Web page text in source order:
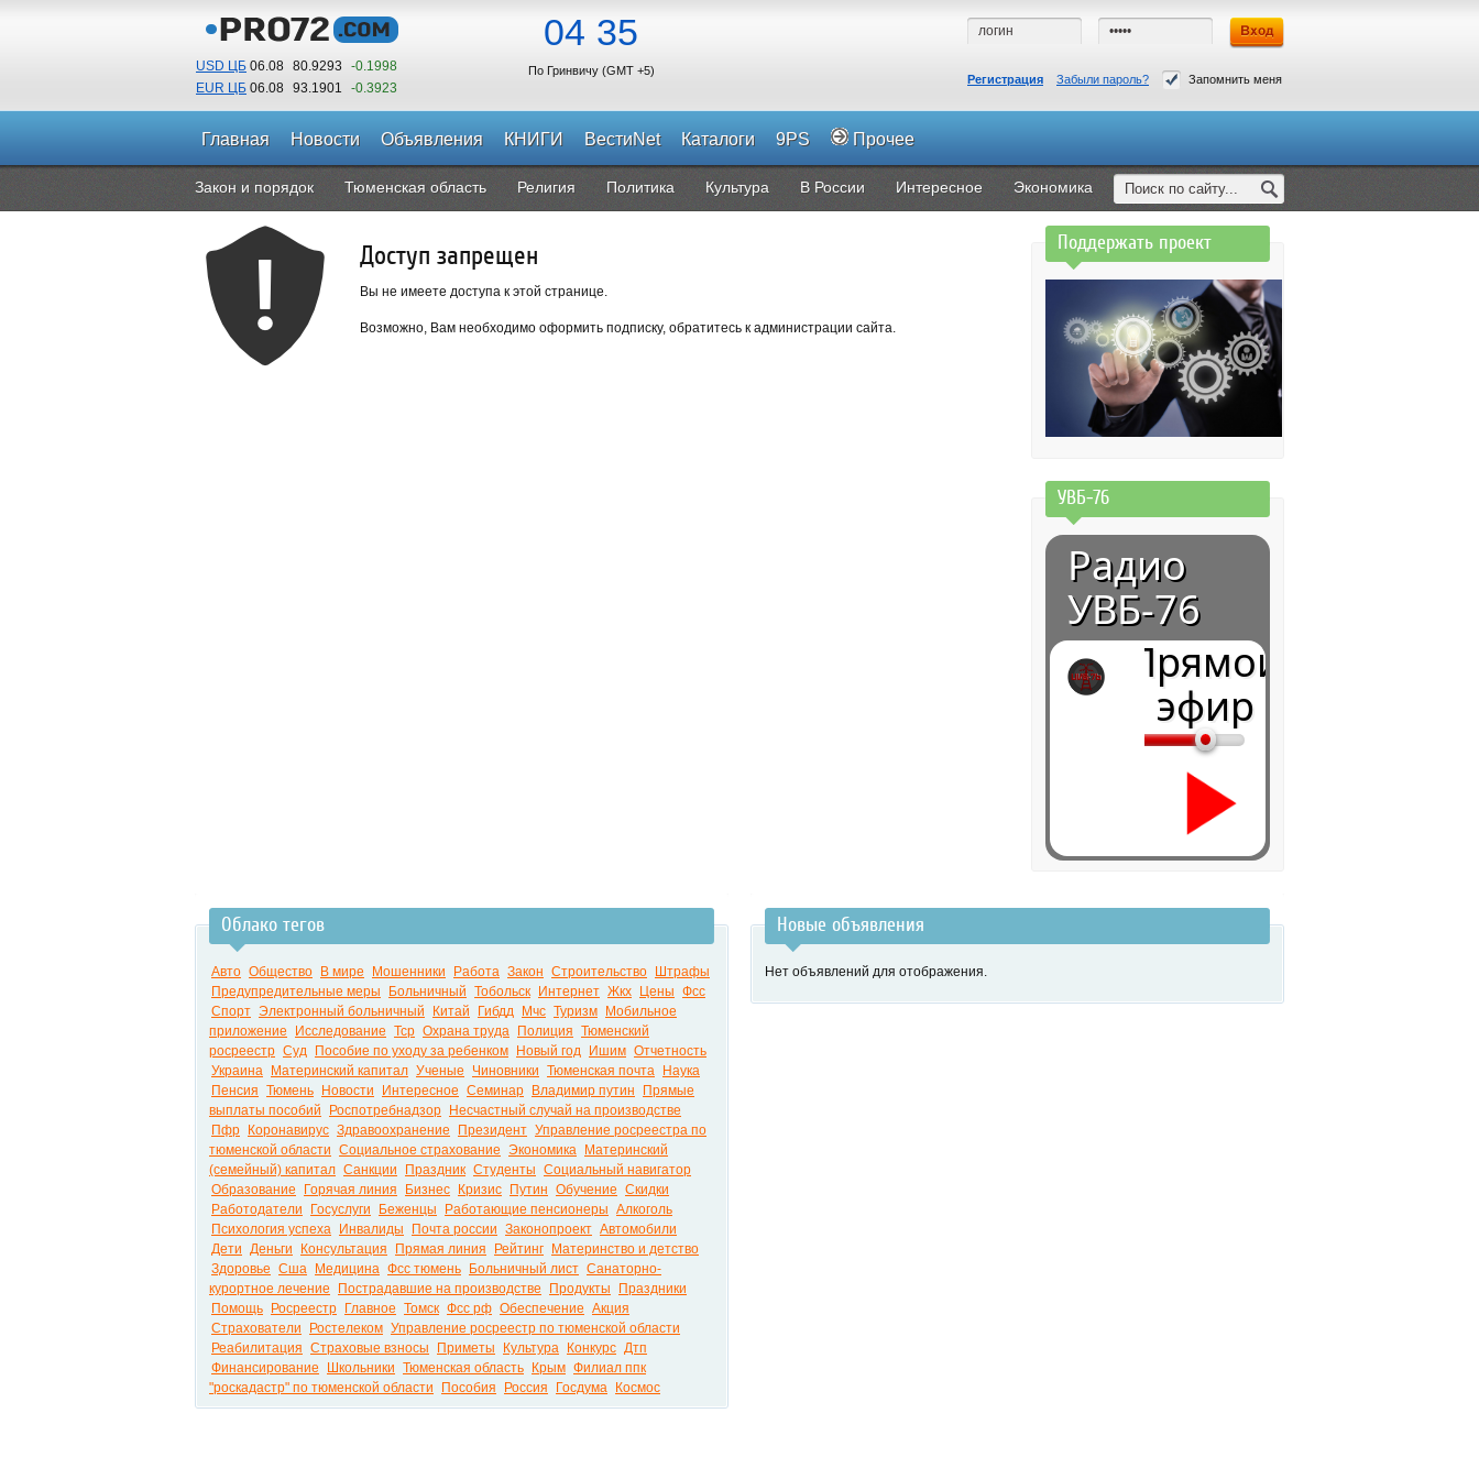
USD ЦБ 06.08 80.9293 -0.1998
EUR ЦБ 06.08 93.1901 -0.3923
04 35
По Гринвичу (GMT +5)
Регистрация Забыли пароль? Запомнить меня
Главная Новости Объявления КНИГИ ВестиNet Каталоги 9PS Прочее
Закон и порядок Тюменская область Религия Политика Культура В России Интересное Экономика
Доступ запрещен
Вы не имеете доступа к этой странице.
Возможно, Вам необходимо оформить подписку, обратитесь к администрации сайта.
Поддержать проект
УВБ-76
Радио
УВБ-76
Прямой
эфир
Облако тегов
Авто Общество В мире Мошенники Работа Закон Строительство
Штрафы
Предупредительные меры
Больничный Тобольск Интернет Жкх Цены Фсс
Спорт Электронный больничный Китай Гибдд Мчс Туризм
Мобильное
приложение
Исследование Тср Охрана труда Полиция Тюменский
росреестр Суд Пособие по уходу за ребенком Новый год Ишим Отчетность
Украина
Материнский капитал Ученые Чиновники Тюменская почта
Наука
Пенсия Тюмень Новости Интересное Семинар Владимир путин
Прямые
выплаты пособий
Роспотребнадзор
Несчастный случай на производстве
Пфр
Коронавирус Здравоохранение Президент Управление росреестра по
тюменской области Социальное страхование Экономика
Материнский
(семейный) капитал Санкции Праздник Студенты Социальный навигатор
Образование
Горячая линия Бизнес Кризис Путин Обучение Скидки
Работодатели
Госуслуги Беженцы Работающие пенсионеры Алкоголь
Психология успеха
Инвалиды Почта россии Законопроект Автомобили
Дети Деньги Консультация Прямая линия Рейтинг
Материнство и детство
Здоровье Сша Медицина Фсс тюмень Больничный лист Санаторно-
курортное лечение
Пострадавшие на производстве Продукты
Праздники
Помощь
Росреестр Главное Томск Фсс рф Обеспечение Акция
Страхователи
Ростелеком Управление росреестр по тюменской области
Реабилитация Страховые взносы Приметы Культура Конкурс Дтп
Финансирование
Школьники Тюменская область Крым Филиал ппк
"роскадастр" по тюменской области
Пособия Россия Госдума Космос
Новые объявления
Нет объявлений для отображения.